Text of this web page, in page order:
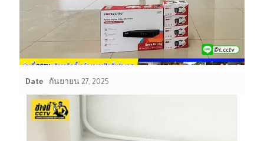
Date กันยายน 27, 2025